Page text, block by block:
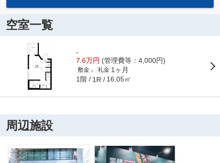
空室一覧
-
7.6万円 (管理費等：4,000円)
敷金 - 礼金 1ヶ月
1階 1R 16.05㎡
周辺施設